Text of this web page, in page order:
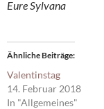
Eure Sylvana
Ähnliche Beiträge
Valentinstag
14. Februar 2018
In "Allgemeines"